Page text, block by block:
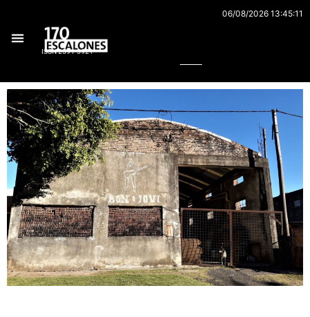
contenido
06/08/2026 13:45:11
ISSN 2591-3921